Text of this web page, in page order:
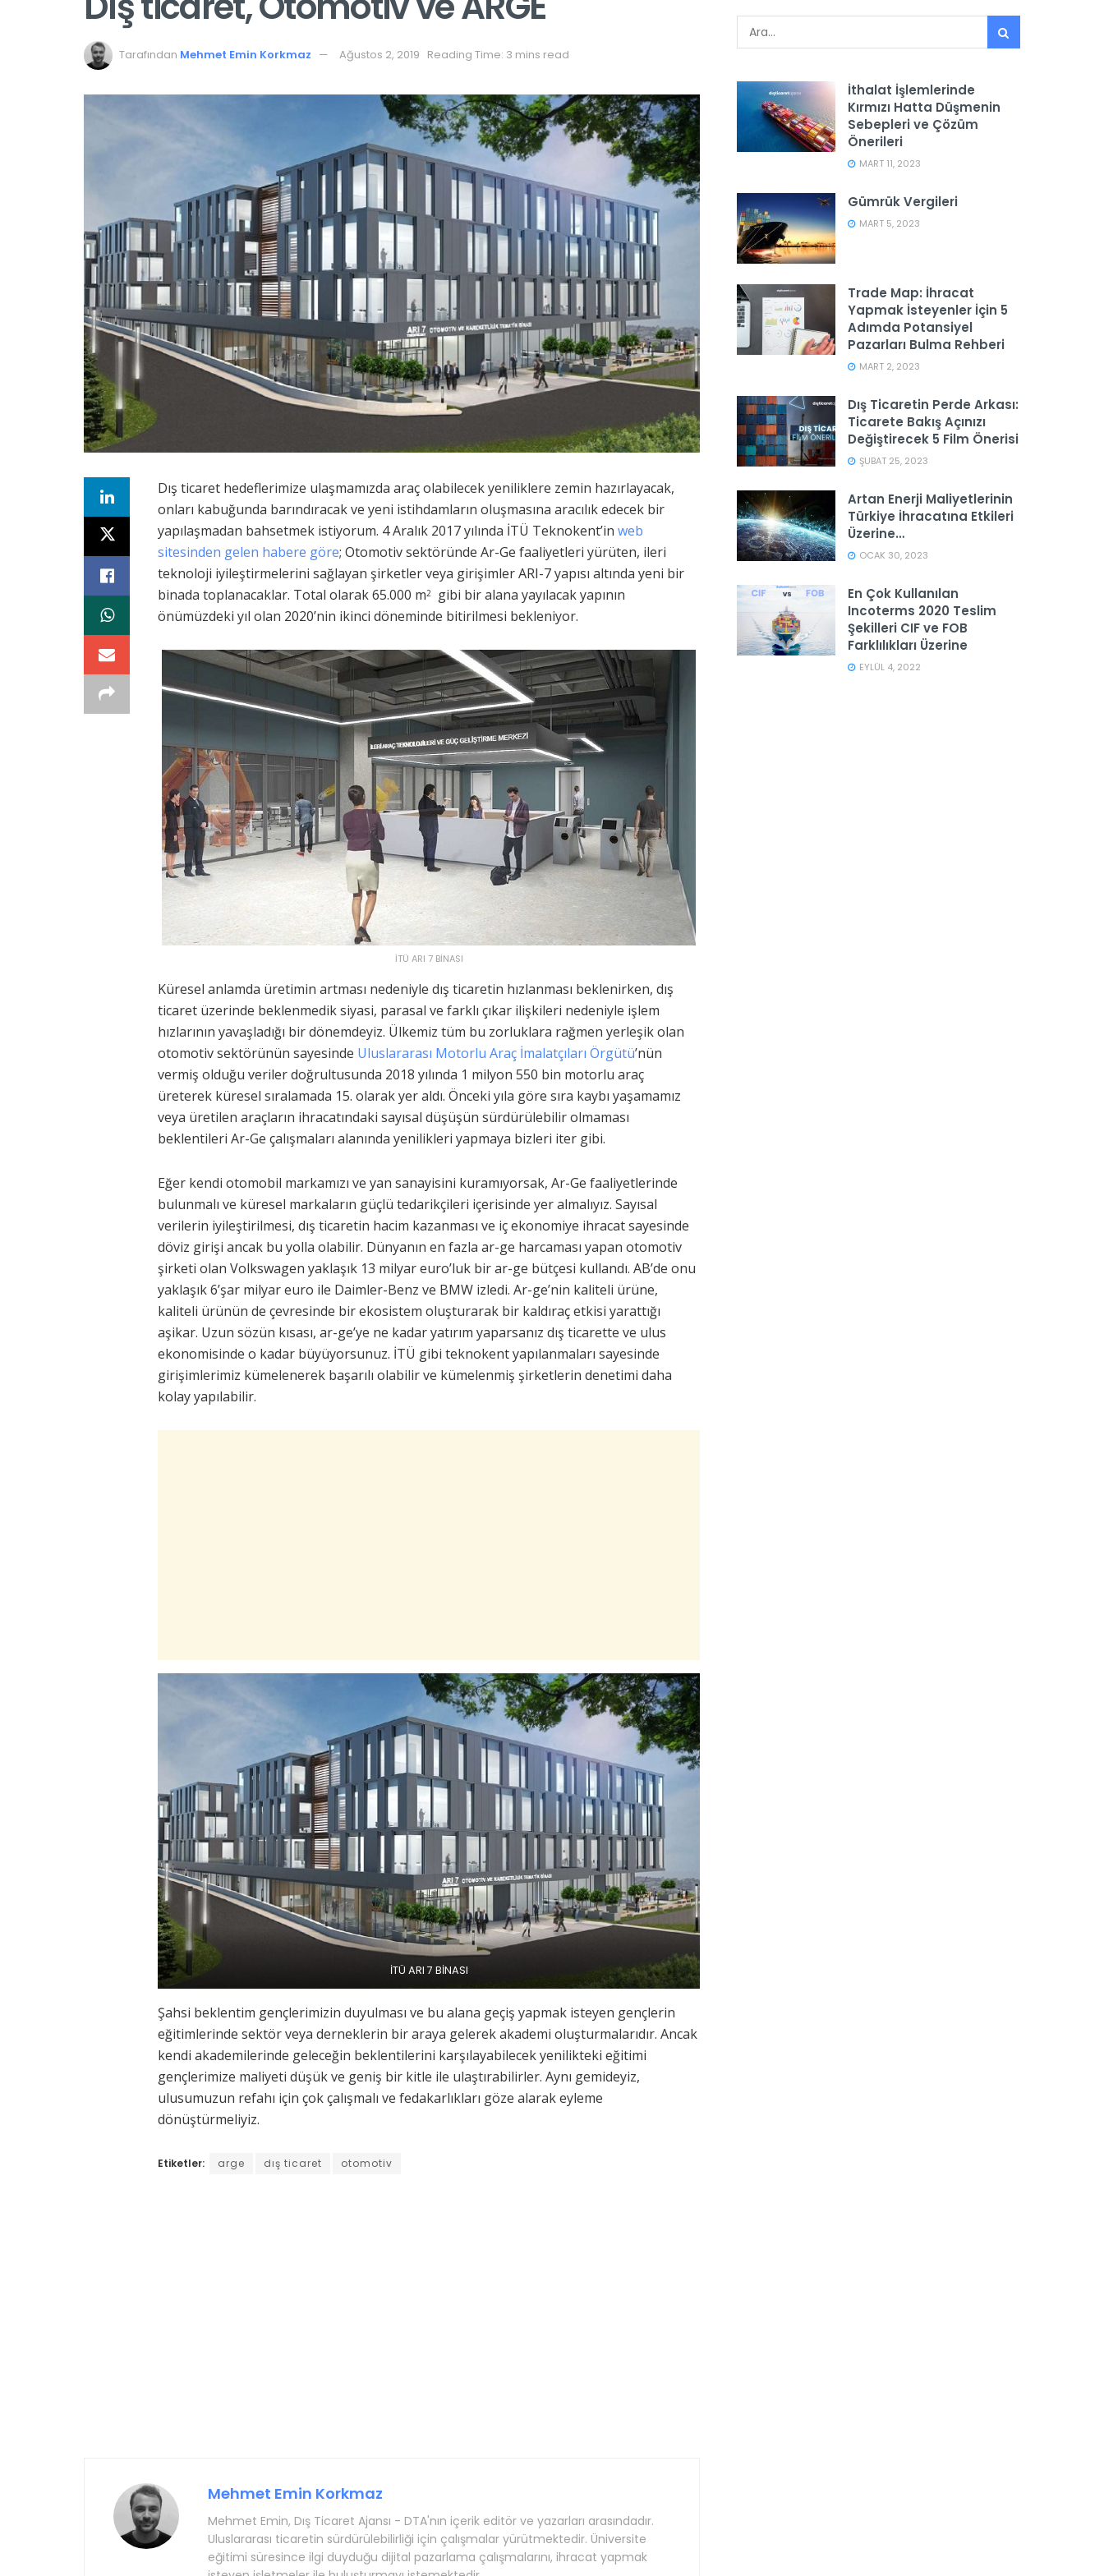
Tarafından Mehmet Emin Korkmaz Ağustos 2, 2019 Reading Time: 3 mins read
Dış ticaret hedeflerimize ulaşmamızda araç olabilecek yeniliklere zemin hazırlayacak,
onları kabuğunda barındıracak ve yeni istihdamların oluşmasına aracılık edecek bir
yapılaşmadan bahsetmek istiyorum. 4 Aralık 2017 yılında İTÜ Teknokent’in web
sitesinden gelen habere göre; Otomotiv sektöründe Ar-Ge faaliyetleri yürüten, ileri
teknoloji iyileştirmelerini sağlayan şirketler veya girişimler ARI-7 yapısı altında yeni bir
binada toplanacaklar. Total olarak 65.000 m2
gibi bir alana yayılacak yapının
önümüzdeki yıl olan 2020’nin ikinci döneminde bitirilmesi bekleniyor.
İTÜ ARI 7 BİNASI
Küresel anlamda üretimin artması nedeniyle dış ticaretin hızlanması beklenirken, dış
ticaret üzerinde beklenmedik siyasi, parasal ve farklı çıkar ilişkileri nedeniyle işlem
hızlarının yavaşladığı bir dönemdeyiz. Ülkemiz tüm bu zorluklara rağmen yerleşik olan
otomotiv sektörünün sayesinde Uluslararası Motorlu Araç İmalatçıları Örgütü’nün
vermiş olduğu veriler doğrultusunda 2018 yılında 1 milyon 550 bin motorlu araç
üreterek küresel sıralamada 15. olarak yer aldı. Önceki yıla göre sıra kaybı yaşamamız
veya üretilen araçların ihracatındaki sayısal düşüşün sürdürülebilir olmaması
beklentileri Ar-Ge çalışmaları alanında yenilikleri yapmaya bizleri iter gibi.
Eğer kendi otomobil markamızı ve yan sanayisini kuramıyorsak, Ar-Ge faaliyetlerinde
bulunmalı ve küresel markaların güçlü tedarikçileri içerisinde yer almalıyız. Sayısal
verilerin iyileştirilmesi, dış ticaretin hacim kazanması ve iç ekonomiye ihracat sayesinde
döviz girişi ancak bu yolla olabilir. Dünyanın en fazla ar-ge harcaması yapan otomotiv
şirketi olan Volkswagen yaklaşık 13 milyar euro’luk bir ar-ge bütçesi kullandı. AB’de onu
yaklaşık 6’şar milyar euro ile Daimler-Benz ve BMW izledi. Ar-ge’nin kaliteli ürüne,
kaliteli ürünün de çevresinde bir ekosistem oluşturarak bir kaldıraç etkisi yarattığı
aşikar. Uzun sözün kısası, ar-ge’ye ne kadar yatırım yaparsanız dış ticarette ve ulus
ekonomisinde o kadar büyüyorsunuz. İTÜ gibi teknokent yapılanmaları sayesinde
girişimlerimiz kümelenerek başarılı olabilir ve kümelenmiş şirketlerin denetimi daha
kolay yapılabilir.
İTÜ ARI 7 BİNASI
Şahsi beklentim gençlerimizin duyulması ve bu alana geçiş yapmak isteyen gençlerin
eğitimlerinde sektör veya derneklerin bir araya gelerek akademi oluşturmalarıdır. Ancak
kendi akademilerinde geleceğin beklentilerini karşılayabilecek yenilikteki eğitimi
gençlerimize maliyeti düşük ve geniş bir kitle ile ulaştırabilirler. Aynı gemideyiz,
ulusumuzun refahı için çok çalışmalı ve fedakarlıkları göze alarak eyleme
dönüştürmeliyiz.
Etiketler: arge dış ticaret otomotiv
Mehmet Emin Korkmaz
Mehmet Emin, Dış Ticaret Ajansı - DTA'nın içerik editör ve yazarları arasındadır.
Uluslararası ticaretin sürdürülebilirliği için çalışmalar yürütmektedir. Üniversite
eğitimi süresince ilgi duyduğu dijital pazarlama çalışmalarını, ihracat yapmak
İthalat İşlemlerinde
Kırmızı Hatta Düşmenin
Sebepleri ve Çözüm
Önerileri
MART 11, 2023
Gümrük Vergileri
MART 5, 2023
Trade Map: İhracat
Yapmak İsteyenler İçin 5
Adımda Potansiyel
Pazarları Bulma Rehberi
MART 2, 2023
Dış Ticaretin Perde Arkası:
Ticarete Bakış Açınızı
Değiştirecek 5 Film Önerisi
ŞUBAT 25, 2023
Artan Enerji Maliyetlerinin
Türkiye İhracatına Etkileri
Üzerine…
OCAK 30, 2023
En Çok Kullanılan
Incoterms 2020 Teslim
Şekilleri CIF ve FOB
Farklılıkları Üzerine
EYLÜL 4, 2022